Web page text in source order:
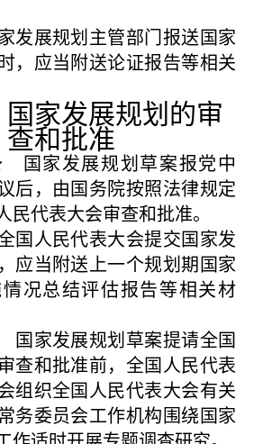
展规划主管部门报送国家
，应当附送论证报告等相关
家发展规划的审
查和批准
国家发展规划草案报党中
后，由国务院按照法律规定
民代表大会审查和批准。
人民代表大会提交国家发
应当附送上一个规划期国家
况总结评估报告等相关材
家发展规划草案提请全国
查和批准前，全国人民代表
组织全国人民代表大会有关
务委员会工作机构围绕国家